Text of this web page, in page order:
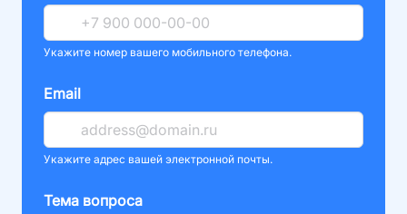
Укажите номер вашего мобильного телефона.
Email
Укажите адрес вашей электронной почты.
Тема вопроса